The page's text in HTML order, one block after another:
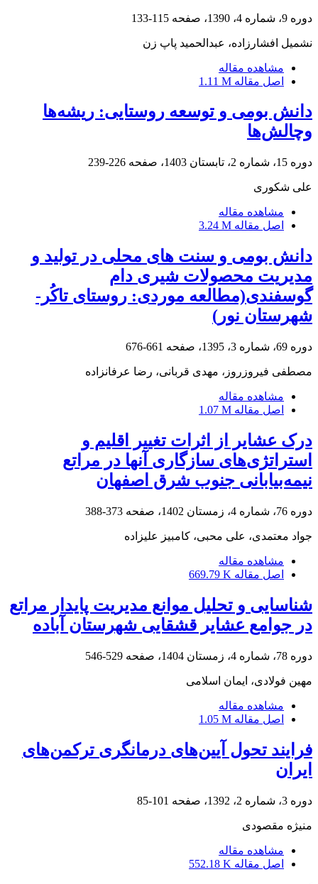
دوره 9، شماره 4، 1390، صفحه 115-133
نشمیل افشارزاده، عبدالحمید پاپ زن
مشاهده مقاله
اصل مقاله 1.11 M
دانش بومی و توسعه روستایی: ریشه‌ها
وچالش‌ها
دوره 15، شماره 2، تابستان 1403، صفحه 226-239
علی شکوری
مشاهده مقاله
اصل مقاله 3.24 M
دانش بومی و سنت های محلی در تولید و
مدیریت محصولات شیری دام
گوسفندی(مطالعه موردی: روستای تاکُر-
شهرستان نور)
دوره 69، شماره 3، 1395، صفحه 661-676
مصطفی فیروزروز، مهدی قربانی، رضا عرفانزاده
مشاهده مقاله
اصل مقاله 1.07 M
درک عشایر از اثرات تغییر اقلیم و
استراتژی‌‌های سازگاری آنها در مراتع
نیمه‌‌بیابانی جنوب شرق اصفهان
دوره 76، شماره 4، زمستان 1402، صفحه 373-388
جواد معتمدی، علی محبی، کامبیز علیزاده
مشاهده مقاله
اصل مقاله 669.79 K
شناسایی و تحلیل موانع مدیریت پایدار مراتع
در جوامع عشایر قشقایی شهرستان آباده
دوره 78، شماره 4، زمستان 1404، صفحه 529-546
مهین فولادی، ایمان اسلامی
مشاهده مقاله
اصل مقاله 1.05 M
فرایند تحول آیین‌های درمانگری ترکمن‌های
ایران
دوره 3، شماره 2، 1392، صفحه 101-85
منیژه مقصودی
مشاهده مقاله
اصل مقاله 552.18 K